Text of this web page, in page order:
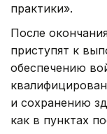
практики».
После
приступят к
обеспечению
и сохранению
как в пунктах